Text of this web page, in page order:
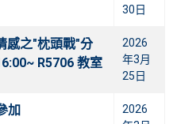
30日
感之"枕頭戰"分
R5706 教室
2026
年3月
25日
加
2026